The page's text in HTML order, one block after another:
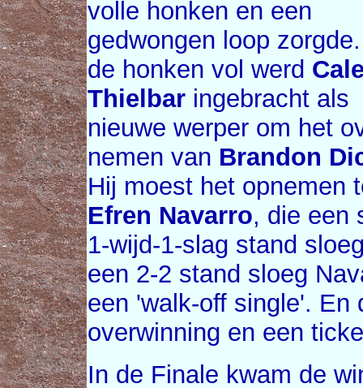
volle honken en een
gedwongen loop
de honken vol werd
Thielbaringebracht als
nieuwe werper om het
nemen van Brandon
Hij moest het opnemen
Efren Navarro, die een
1-wijd-1-slag stand
een 2-2 stand sloeg
een 'walk-off single'. En
overwinning en een
In de Finale kwam de